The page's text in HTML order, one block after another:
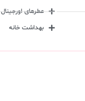
عطرهای اورجینال
بهداشت خانه